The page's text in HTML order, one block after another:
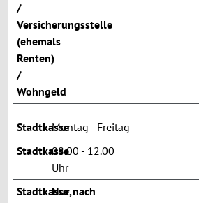
/
Versicherungsstelle
(ehemals
Renten)
/
Wohngeld
StadtkasseMontag - Freitag
Stadtkasse08.00 - 12.00
Uhr
Stadtkasse,
Nur nach